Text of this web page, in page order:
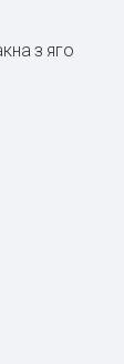
з яго